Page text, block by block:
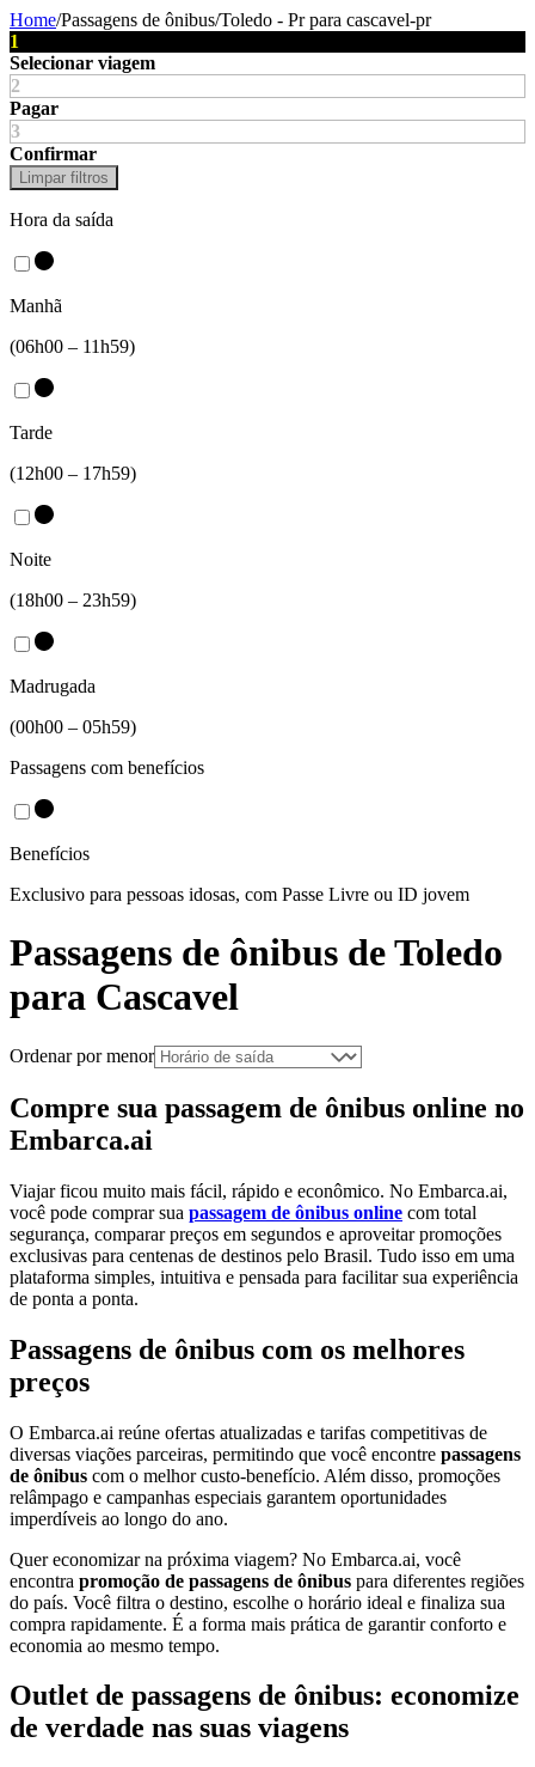
Home/Passagens de ônibus/Toledo - Prpara cascavel-pr
1
Selecionar viagem
2
Pagar
3
Confirmar
Limpar filtros
Hora da saída
Manhã
(06h00 – 11h59)
Tarde
(12h00 – 17h59)
Noite
(18h00 – 23h59)
Madrugada
(00h00 – 05h59)
Passagens com benefícios
Benefícios
Exclusivo para pessoas idosas, com Passe Livre ou ID jovem
Passagens de ônibus deToledo
para Cascavel
Ordenar por menor
Compre sua passagem de ônibus online no
Embarca.ai
Viajar ficou muito mais fácil, rápido e econômico. No Embarca.ai,
você pode comprar sua passagem de ônibus online com total
segurança, comparar preços em segundos e aproveitar promoções
exclusivas para centenas de destinos pelo Brasil. Tudo isso em uma
plataforma simples, intuitiva e pensada para facilitar sua experiência
de ponta a ponta.
Passagens de ônibus com os melhores
preços
O Embarca.ai reúne ofertas atualizadas e tarifas competitivas de
diversas viações parceiras, permitindo que você encontre passagens
de ônibus com o melhor custo-benefício. Além disso, promoções
relâmpago e campanhas especiais garantem oportunidades
imperdíveis ao longo do ano.
Quer economizar na próxima viagem? No Embarca.ai, você
encontra promoção de passagens de ônibus para diferentes regiões
do país. Você filtra o destino, escolhe o horário ideal e finaliza sua
compra rapidamente. É a forma mais prática de garantir conforto e
economia ao mesmo tempo.
Outlet de passagens de ônibus: economize
de verdade nas suas viagens